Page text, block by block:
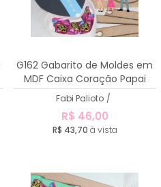
G162 Gabarito de Moldes em
MDF Caixa Coração Papai
Fabi Palioto /
R$ 46,00
R$ 43,70 à vista